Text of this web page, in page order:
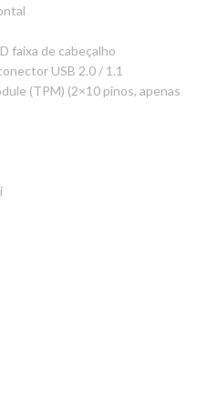
faixa de cabeçalho
USB 2.0 / 1.1
(TPM) (2×10 pinos, apenas